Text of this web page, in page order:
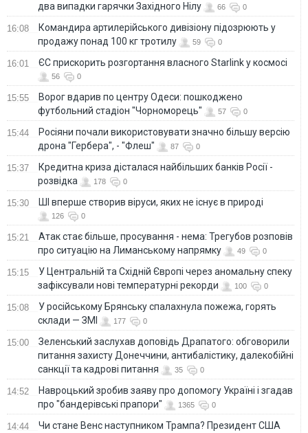
два випадки гарячки Західного Нілу
66 0
16:08
Командира артилерійського дивізіону підозрюють у
продажу понад 100 кг тротилу
59 0
16:01 ЄС прискорить розгортання власного Starlink у космосі
56 0
15:55
Ворог вдарив по центру Одеси: пошкоджено
футбольний стадіон "Чорноморець"
57 0
15:44
Росіяни почали використовувати значно більшу версію
дрона "Гербера", - "Флеш"
87 0
15:37
Кредитна криза дісталася найбільших банків Росії -
розвідка
178 0
15:30 ШІ вперше створив віруси, яких не існує в природі
126 0
15:21
Атак стає більше, просування - нема: Трегубов розповів
про ситуацію на Лиманському напрямку
49 0
15:15
У Центральній та Східній Європі через аномальну спеку
зафіксували нові температурні рекорди
100 0
15:08
У російському Брянську спалахнула пожежа, горять
склади — ЗМІ
177 0
15:00
Зеленський заслухав доповідь Драпатого: обговорили
питання захисту Донеччини, антибалістику, далекобійні
санкції та кадрові питання
35 0
14:52
Навроцький зробив заяву про допомогу Україні і згадав
про "бандерівські прапори"
1365 0
14:44
Чи стане Венс наступником Трампа? Президент США